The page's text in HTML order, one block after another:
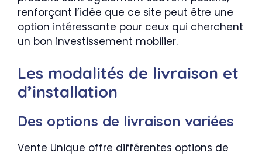
renforçant l’idée que ce site peut être une
option intéressante pour ceux qui cherchent
un bon investissement mobilier.
Les modalités de livraison et
d’installation
Des options de livraison variées
Vente Unique offre différentes options de